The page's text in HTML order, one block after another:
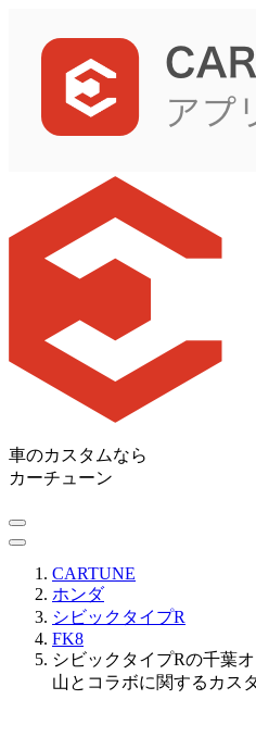
車のカスタムなら
カーチューン
CARTUNE
ホンダ
シビックタイプR
FK8
シビックタイプRの千葉
山とコラボに関するカス